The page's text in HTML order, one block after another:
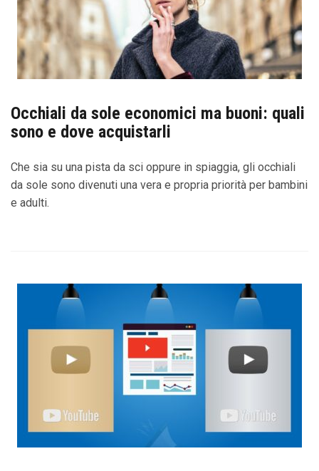
Occhiali da sole economici ma buoni: quali
sono e dove acquistarli
Che sia su una pista da sci oppure in spiaggia, gli occhiali
da sole sono divenuti una vera e propria priorità per bambini
e adulti.